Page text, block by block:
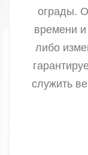
ограды.
времени и
либо
служить